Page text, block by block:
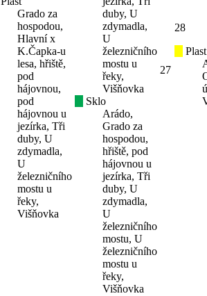
Grado za
hospodou,
Hlavní x
K.Čapka-u
lesa, hřiště,
pod
hájovnou,
pod
hájovnou u
jezírka, Tři
duby, U
zdymadla,
U
železničního
mostu u
řeky,
Višňovka
duby, U
zdymadla,
U
železničního
mostu u
řeky,
Višňovka
Sklo
Arádo,
Grado za
hospodou,
hřiště, pod
hájovnou u
jezírka, Tři
duby, U
zdymadla,
U
železničního
mostu, U
železničního
mostu u
řeky,
Višňovka
27
28
Plast